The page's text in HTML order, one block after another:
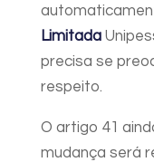
Limitada
precisa se
respeito.
O artigo 41
mudança será